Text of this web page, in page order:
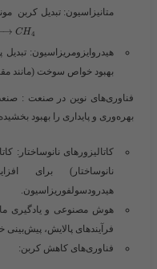
متانیزاسیون: تبدیل کربن
→ CH4
هیدروایزومریزاسیون: تبدیل
بهبود خواص سوخت (مانند
فناوری‌های نوین در صنعت :
بهره‌وری و پایداری را بهبود
کاتالیزورهای نانوساختار :
نانوساختار) برای
هیدرودسولفوریزاسیون.
هوش مصنوعی و یادگیری
فرآیندهای پالایش، پیش‌بینی
فناوری‌های کاهش کربن: